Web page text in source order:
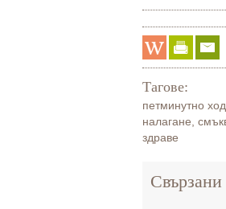
Тагове:
петминутно
налагане
здраве
Свързани